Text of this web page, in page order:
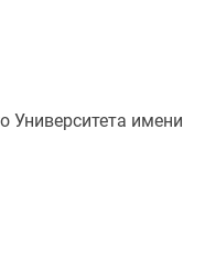
Университета имени